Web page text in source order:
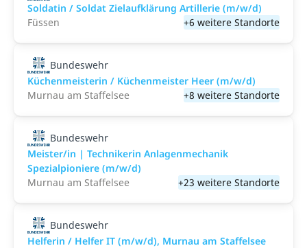
Soldatin / Soldat Zielaufklärung Artillerie (m/w/d)
Füssen
+6 weitere Standorte
Bundeswehr
Küchenmeisterin / Küchenmeister Heer (m/w/d)
Murnau am Staffelsee
+8 weitere Standorte
Bundeswehr
Meister/in | Technikerin Anlagenmechanik
Spezialpioniere (m/w/d)
Murnau am Staffelsee
+23 weitere Standorte
Bundeswehr
Helferin / Helfer IT (m/w/d), Murnau am Staffelsee